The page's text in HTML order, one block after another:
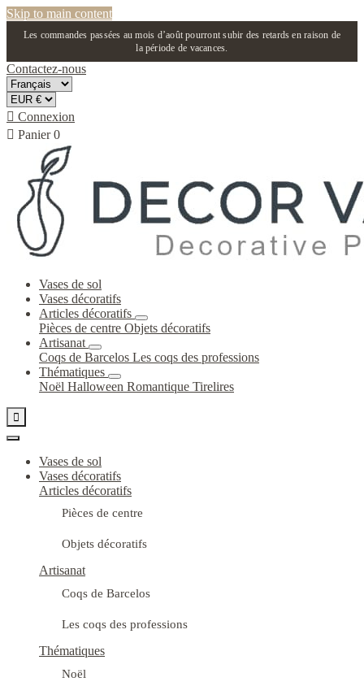
Skip to main content
Les commandes passées au mois d’août pourront subir des retards en raison de
la période de vacances.
Contactez-nous
 Connexion
 Panier 0
Vases de sol
Vases décoratifs
Articles décoratifs
Pièces de centre Objets décoratifs
Artisanat
Coqs de Barcelos Les coqs des professions
Thématiques
Noël Halloween Romantique Tirelires

Vases de sol
Vases décoratifs
Articles décoratifs
Pièces de centre
Objets décoratifs
Artisanat
Coqs de Barcelos
Les coqs des professions
Thématiques
Noël